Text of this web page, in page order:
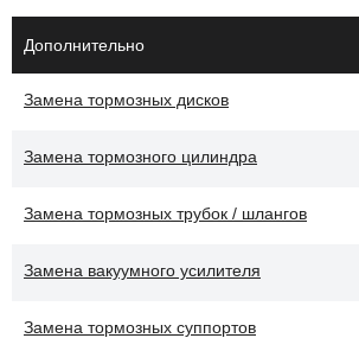
Появление скрипа или стука при
Проблемы с тормозной системой.
будет обеспечивать более надежное
Дополнительно
Замена тормозных дисков
Замена тормозного цилиндра
Замена тормозных трубок / шлангов
Замена вакуумного усилителя
Замена тормозных суппортов